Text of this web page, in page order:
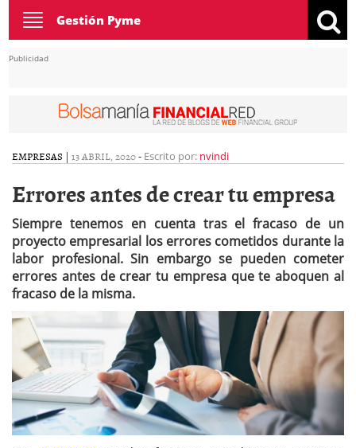
Toggle
navigation
Gestión Pyme
Publicidad
EMPRESAS | 13 ABRIL, 2020- Escrito por: nvindi
Errores antes de crear tu empresa
Siempre tenemos en cuenta tras el fracaso de un
proyecto empresarial los errores cometidos durante la
labor profesional. Sin embargo se pueden cometer
errores antes de crear tu empresa que te aboquen al
fracaso de la misma.